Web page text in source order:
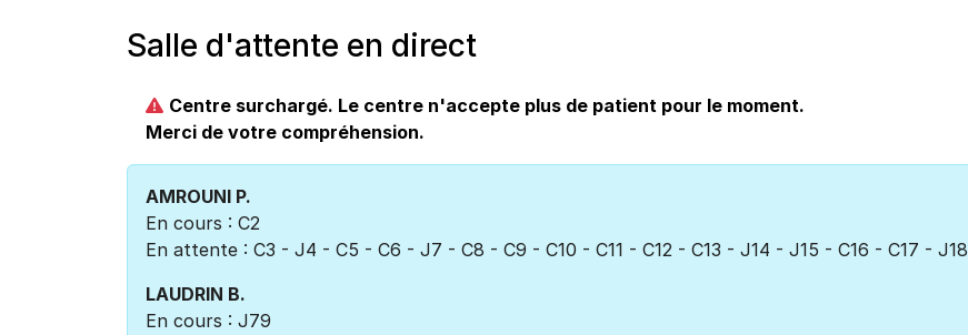
Salle d'attente en direct
Centre surchargé. Le centre n'accepte plus de patient pour le moment.
Merci de votre compréhension.
AMROUNI P.
En cours : C2
En attente : C3 - J4 - C5 - C6 - J7 - C8 - C9 - C10 - C11 - C12 - C13 - J14 - J15 - C16 - C17 -
LAUDRIN B.
En cours : J79